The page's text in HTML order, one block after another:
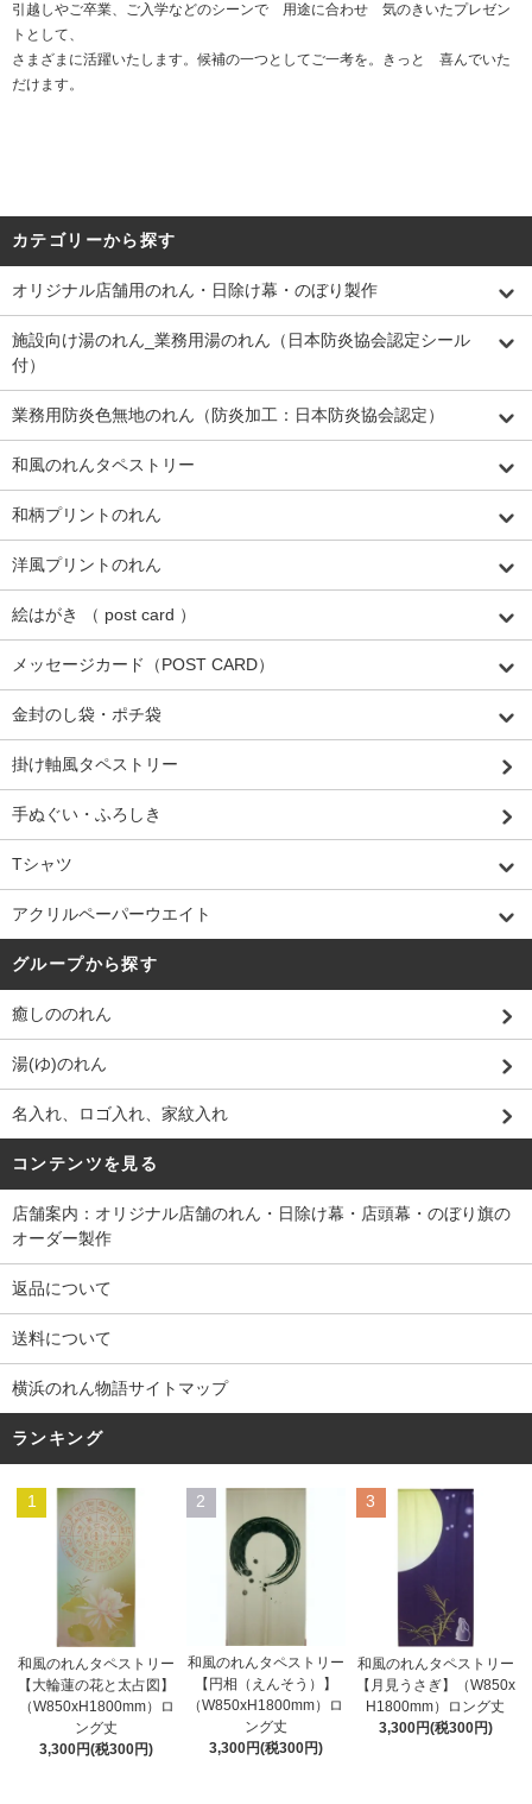
引越しやご卒業、ご入学などのシーンで 用途に合わせ 気のきいたプレゼン
トとして、
さまざまに活躍いたします。候補の一つとしてご一考を。きっと 喜んでいた
だけます。
カテゴリーから探す
オリジナル店舗用のれん・日除け幕・のぼり製作
施設向け湯のれん_業務用湯のれん（日本防炎協会認定シール
付）
業務用防炎色無地のれん（防炎加工：日本防炎協会認定）
和風のれんタペストリー
和柄プリントのれん
洋風プリントのれん
絵はがき （ post card ）
メッセージカード（POST CARD）
金封のし袋・ポチ袋
掛け軸風タペストリー
手ぬぐい・ふろしき
Tシャツ
アクリルペーパーウエイト
グループから探す
癒しののれん
湯(ゆ)のれん
名入れ、ロゴ入れ、家紋入れ
コンテンツを見る
店舗案内：オリジナル店舗のれん・日除け幕・店頭幕・のぼり旗の
オーダー製作
返品について
送料について
横浜のれん物語サイトマップ
ランキング
1
和風のれんタペストリー
【大輪蓮の花と太占図】
（W850xH1800mm）ロ
ング丈
3,300円(税300円)
2
和風のれんタペストリー
【円相（えんそう）】
（W850xH1800mm）ロ
ング丈
3,300円(税300円)
3
和風のれんタペストリー
【月見うさぎ】（W850x
H1800mm）ロング丈
3,300円(税300円)